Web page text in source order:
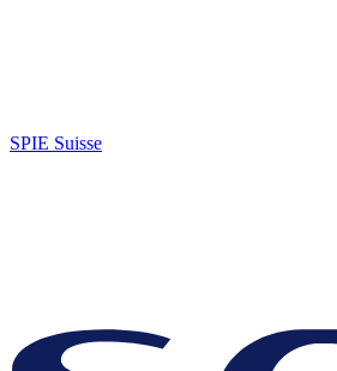
SPIE Suisse